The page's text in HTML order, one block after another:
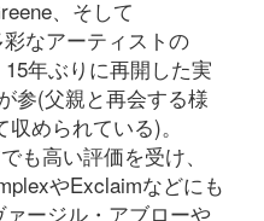
、そして
なアーティストの
年ぶりに再開した実
参(父親と再会する様
められている)。
も高い評価を受け、
やExclaimなどにも
ージル・アブローや